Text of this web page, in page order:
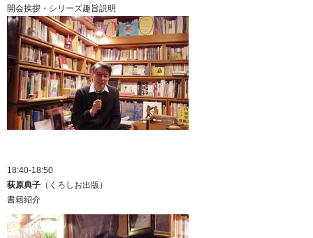
開会挨拶・シリーズ趣旨説明
18:40-18:50
荻原典子 （くろしお出版）
書籍紹介